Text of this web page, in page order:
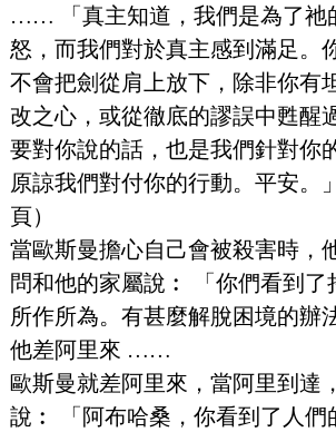
…… 「真主知道，我們是為了祂
怒，而我們對於真主感到滿足。
不會把劍從肩上放下，除非你有
改之心，或從徹底的謬誤中甦醒
要對你說的話，也是我們針對你
原諒我們對付你的行動。平安。
頁）
當歐斯曼擔心自己會被殺害時，
問和他的家屬說︰ 「你們看到了
所作所為。有甚麼解脫困境的辦
他差阿里來 ……
歐斯曼就差阿里來，當阿里到達
說︰ 「阿布哈桑，你看到了人們